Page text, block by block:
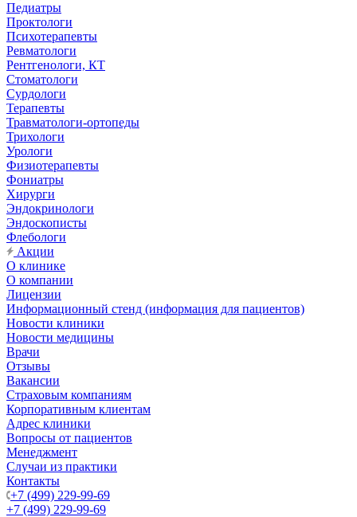
Педиатры
Проктологи
Психотерапевты
Ревматологи
Рентгенологи, КТ
Стоматологи
Сурдологи
Терапевты
Травматологи-ортопеды
Трихологи
Урологи
Физиотерапевты
Фониатры
Хирурги
Эндокринологи
Эндоскописты
Флебологи
Акции
О клинике
О компании
Лицензии
Информационный стенд (информация для пациентов)
Новости клиники
Новости медицины
Врачи
Отзывы
Вакансии
Страховым компаниям
Корпоративным клиентам
Адрес клиники
Вопросы от пациентов
Менеджмент
Случаи из практики
Контакты
+7 (499) 229-99-69
+7 (499) 229-99-69